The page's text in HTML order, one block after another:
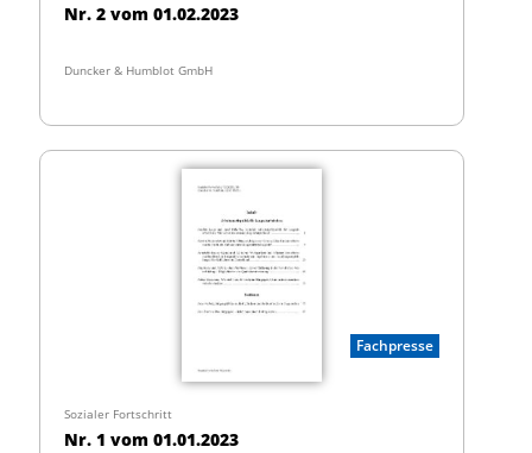
Nr. 2 vom 01.02.2023
Duncker & Humblot GmbH
Fachpresse
Sozialer Fortschritt
Nr. 1 vom 01.01.2023